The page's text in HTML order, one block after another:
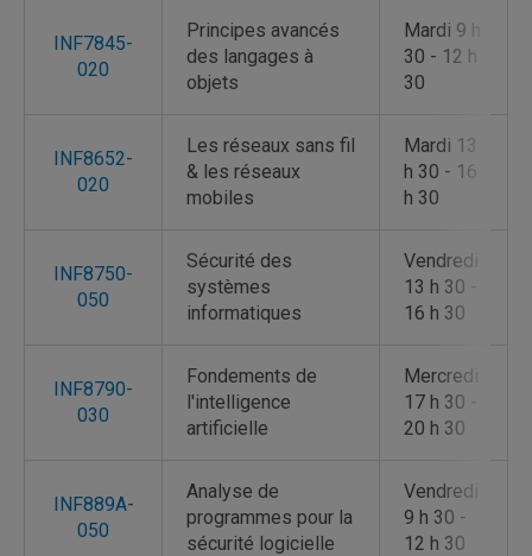
INF7845-
020
Principes avancés
des langages à
objets
Mardi 9 h
30 - 12 h
30
INF8652-
020
Les réseaux sans fil
& les réseaux
mobiles
Mardi 13
h 30 - 16
h 30
INF8750-
050
Sécurité des
systèmes
informatiques
Vendredi
13 h 30 -
16 h 30
INF8790-
030
Fondements de
l'intelligence
artificielle
Mercredi
17 h 30 -
20 h 30
INF889A-
050
Analyse de
programmes pour la
sécurité logicielle
Vendredi
9 h 30 -
12 h 30